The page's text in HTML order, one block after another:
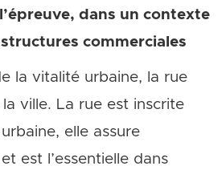
dans un contexte
commerciales
la vitalité urbaine, la rue
ville. La rue est inscrite
elle assure
est l’essentielle dans